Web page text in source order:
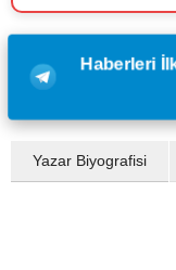
Haberleri
Yazar Biyografisi